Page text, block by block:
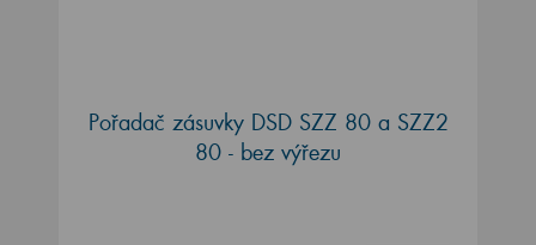
Pořadač zásuvky DSD SZZ 80 a SZZ2
80 - bez výřezu